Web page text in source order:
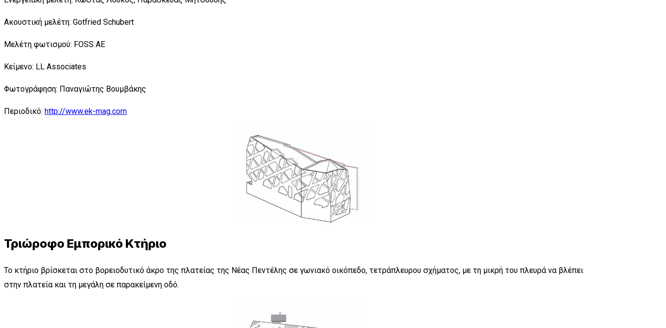
Ακουστική μελέτη: Gotfried Schubert
Μελέτη φωτισμού: FOSS AE
Κείμενο: LL Associates
Φωτογράφηση: Παναγιώτης Βουμβάκης
Περιοδικό: http://www.ek-mag.com
Τριώροφο Εμπορικό Κτήριο
Το κτήριο βρίσκεται στο βορειοδυτικό άκρο της πλατείας της Νέας Πεντέλης σε γωνιακό οικόπεδο, τετράπλευρου σχήματος, με τη μικρή του πλευρά να βλέπει
στην πλατεία και τη μεγάλη σε παρακείμενη οδό.